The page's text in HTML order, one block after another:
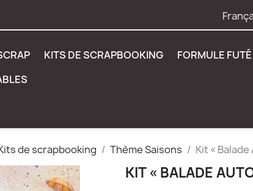
KITS DE SCRAPBOOKING
FORMULE
de scrapbooking Thème Saisons Kit «
KIT « BALADE